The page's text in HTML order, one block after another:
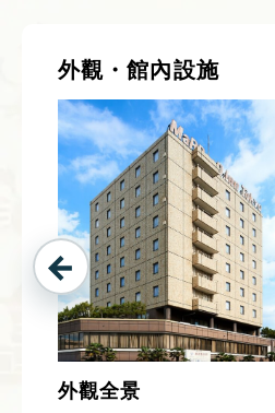
外觀・館內設施
外觀全景